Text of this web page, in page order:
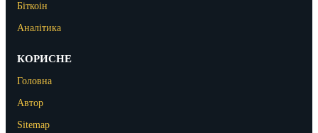
Біткоін
Аналітика
КОРИСНЕ
Головна
Автор
Sitemap